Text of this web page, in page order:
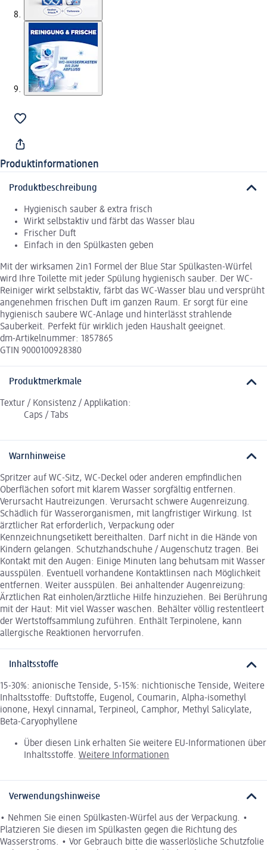
Produktinformationen
Produktbeschreibung
Hygienisch sauber & extra frisch
Wirkt selbstaktiv und färbt das Wasser blau
Frischer Duft
Einfach in den Spülkasten geben
Mit der wirksamen 2in1 Formel der Blue Star Spülkasten-Würfel
wird Ihre Toilette mit jeder Spülung hygienisch sauber. Der WC-
Reiniger wirkt selbstaktiv, färbt das WC-Wasser blau und versprüht
angenehmen frischen Duft im ganzen Raum. Er sorgt für eine
hygienisch saubere WC-Anlage und hinterlässt strahlende
Sauberkeit. Perfekt für wirklich jeden Haushalt geeignet.
dm-Artikelnummer: 1857865
GTIN 9000100928380
Produktmerkmale
Textur / Konsistenz / Applikation:
Caps / Tabs
Warnhinweise
Spritzer auf WC-Sitz, WC-Deckel oder anderen empfindlichen
Oberflächen sofort mit klarem Wasser sorgfältig entfernen.
Verursacht Hautreizungen. Verursacht schwere Augenreizung.
Schädlich für Wasserorganismen, mit langfristiger Wirkung. Ist
ärztlicher Rat erforderlich, Verpackung oder
Kennzeichnungsetikett bereithalten. Darf nicht in die Hände von
Kindern gelangen. Schutzhandschuhe / Augenschutz tragen. Bei
Kontakt mit den Augen: Einige Minuten lang behutsam mit Wasser
ausspülen. Eventuell vorhandene Kontaktlinsen nach Möglichkeit
entfernen. Weiter ausspülen. Bei anhaltender Augenreizung:
Ärztlichen Rat einholen/ärztliche Hilfe hinzuziehen. Bei Berührung
mit der Haut: Mit viel Wasser waschen. Behälter völlig restentleert
der Wertstoffsammlung zuführen. Enthält Terpinolene, kann
allergische Reaktionen hervorrufen.
Inhaltsstoffe
15-30%: anionische Tenside, 5-15%: nichtionische Tenside, Weitere
Inhaltsstoffe: Duftstoffe, Eugenol, Coumarin, Alpha-isomethyl
ionone, Hexyl cinnamal, Terpineol, Camphor, Methyl Salicylate,
Beta-Caryophyllene
Über diesen Link erhalten Sie weitere EU-Informationen über
Inhaltsstoffe. Weitere Informationen
Verwendungshinweise
• Nehmen Sie einen Spülkasten-Würfel aus der Verpackung. •
Platzieren Sie diesen im Spülkasten gegen die Richtung des
Wasserstroms. • Vor Gebrauch bitte die wasserlösliche Schutzfolie